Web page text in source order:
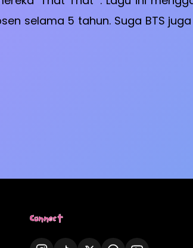
selama 5 tahun. Suga BTS
Connect